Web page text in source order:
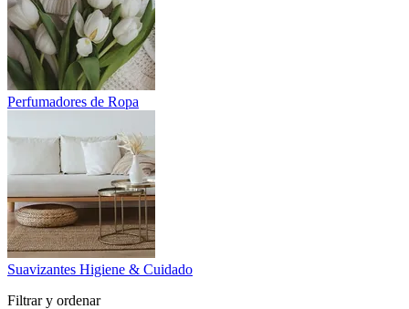
Perfumadores de Ropa
Suavizantes Higiene & Cuidado
Filtrar y ordenar